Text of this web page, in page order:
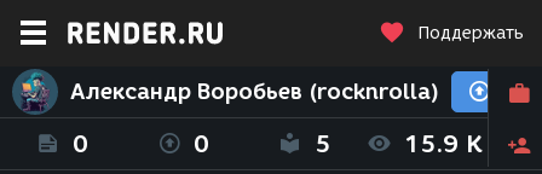
Поддержать
Александр Воробьев (rocknrolla)
0 0 5 15.9 K